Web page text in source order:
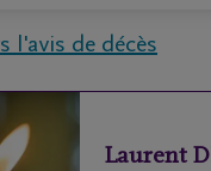
l'avis de décès
Laurent